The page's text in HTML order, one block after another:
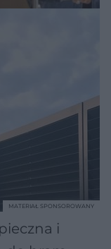
i
MATERIAŁ SPONSOROWANY